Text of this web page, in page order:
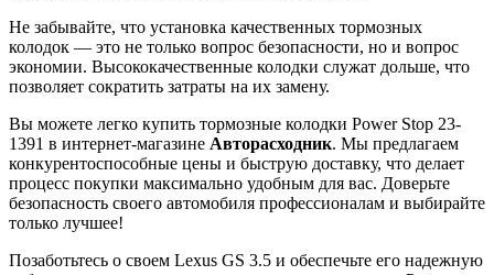
Не забывайте, что установка качественных тормозных
колодок — это не только вопрос безопасности, но и вопрос
экономии. Высококачественные колодки служат дольше, что
позволяет сократить затраты на их замену.
Вы можете легко купить тормозные колодки Power Stop 23-
1391 в интернет-магазине Авторасходник. Мы предлагаем
конкурентоспособные цены и быструю доставку, что делает
процесс покупки максимально удобным для вас. Доверьте
безопасность своего автомобиля профессионалам и выбирайте
только лучшее!
Позаботьтесь о своем Lexus GS 3.5 и обеспечьте его надежную